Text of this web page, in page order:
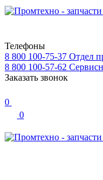
Телефоны
8 800 100-75-37 Отдел
8 800 100-57-62
Заказать звонок
0
0